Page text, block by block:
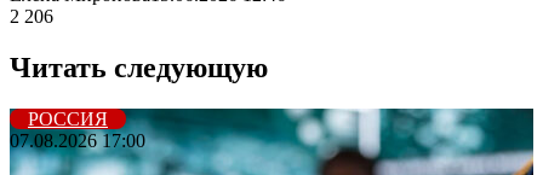
2 206
Читать следующую
РОССИЯ
07.08.2026 17:00